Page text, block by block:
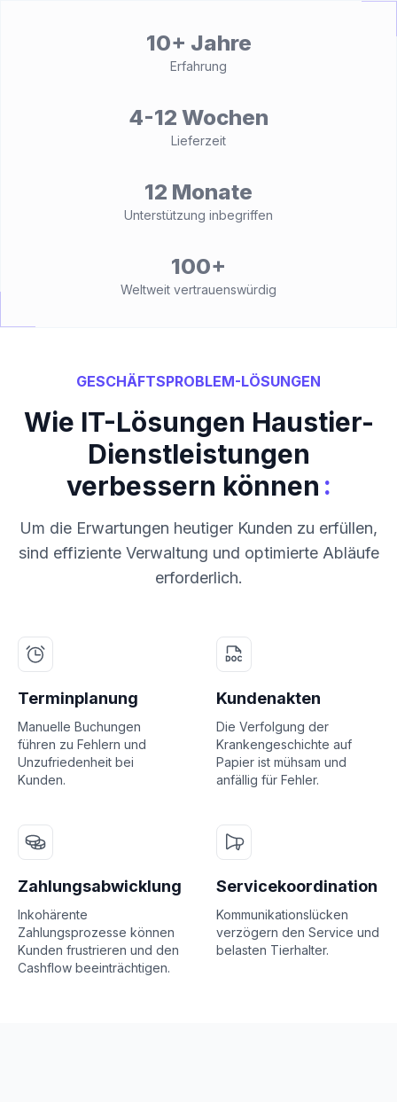
10+ Jahre
Erfahrung
4-12 Wochen
Lieferzeit
12 Monate
Unterstützung inbegriffen
100+
Weltweit vertrauenswürdig
GESCHÄFTSPROBLEM-LÖSUNGEN
Wie IT-Lösungen Haustier-
Dienstleistungen
verbessern können :
Um die Erwartungen heutiger Kunden zu erfüllen,
sind effiziente Verwaltung und optimierte Abläufe
erforderlich.
Terminplanung
Manuelle Buchungen
führen zu Fehlern und
Unzufriedenheit bei
Kunden.
Kundenakten
Die Verfolgung der
Krankengeschichte auf
Papier ist mühsam und
anfällig für Fehler.
Zahlungsabwicklung
Inkohärente
Zahlungsprozesse können
Kunden frustrieren und den
Cashflow beeinträchtigen.
Servicekoordination
Kommunikationslücken
verzögern den Service und
belasten Tierhalter.